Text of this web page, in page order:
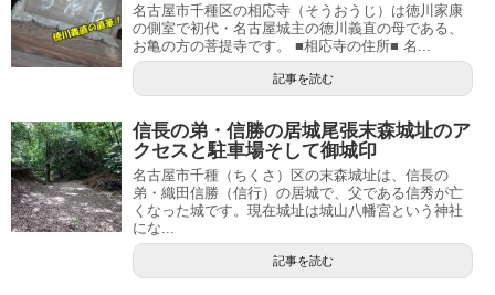
名古屋市千種区の相応寺（そうおうじ）は徳川家康
の側室で初代・名古屋城主の徳川義直の母である、
お亀の方の菩提寺です。 ■相応寺の住所■ 名...
記事を読む
信長の弟・信勝の居城尾張末森城址のア
クセスと駐車場そして御城印
名古屋市千種（ちくさ）区の末森城址は、信長の
弟・織田信勝（信行）の居城で、父である信秀が亡
くなった城です。現在城址は城山八幡宮という神社
にな...
記事を読む